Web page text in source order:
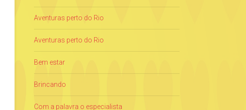
Aventuras perto do Rio
Aventuras perto do Rio
Bem estar
Brincando
Com a palavra o especialista